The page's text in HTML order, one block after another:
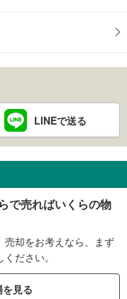
LINEで送る
で売ればいくらの物
売却をお考えなら、まず
ださい。
見る